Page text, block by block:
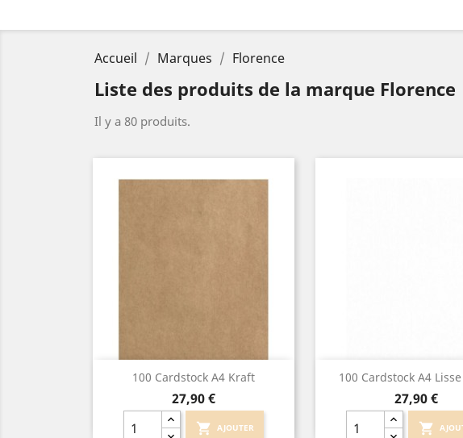
Accueil Marques Florence
Liste des produits de la marque Florence
Il y a 80 produits.
100 Cardstock A4 Kraft
Prix
27,90 €
shopping_cart AJOUTER
Aperçu rapide 100 Cardstock A4
Prix
27,90 €
shopping_cart
Aperçu